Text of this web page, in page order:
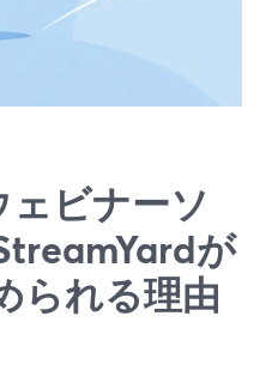
ビナーソ
が
られる理由